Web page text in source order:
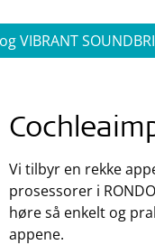
VIBRANT
Vi tilbyr en rekke
prosessorer i
høre så enkelt og
appene.